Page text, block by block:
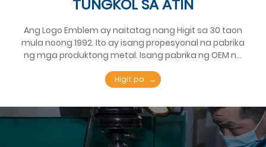
TUNGKOL SA ATIN
Ang Logo Emblem ay naitatag nang Higit sa 30 taon
mula noong 1992. Ito ay isang propesyonal na pabrika
ng mga produktong metal. Isang pabrika ng OEM na
stationery, souvenir ng turista. Ang Logo Emblem
pagmamanupaktura, at pag-export ng mga
medalyang pang-sports na gawa sa zinc alloy.
Gumagawa kami ng mga medalya ng mga karera sa
marathon na ginanap sa malalaking lungsod sa
Higit pa